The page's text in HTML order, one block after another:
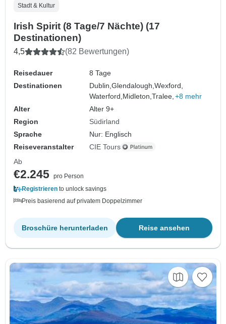
Stadt & Kultur
Irish Spirit (8 Tage/7 Nächte) (17
Destinationen)
4,5 (82 Bewertungen)
Reisedauer
8 Tage
Destinationen
Dublin,Glendalough,Wexford,
Waterford, Midleton,Tralee, +8 mehr
Alter
Alter 9+
Region
Südirland
Sprache
Nur: Englisch
Reiseveranstalter
CIE Tours
Ab
€2.245 pro Person
Registrieren to unlock savings
Preis basierend auf privatem Doppelzimmer
Reise ansehen
Broschüre herunterladen